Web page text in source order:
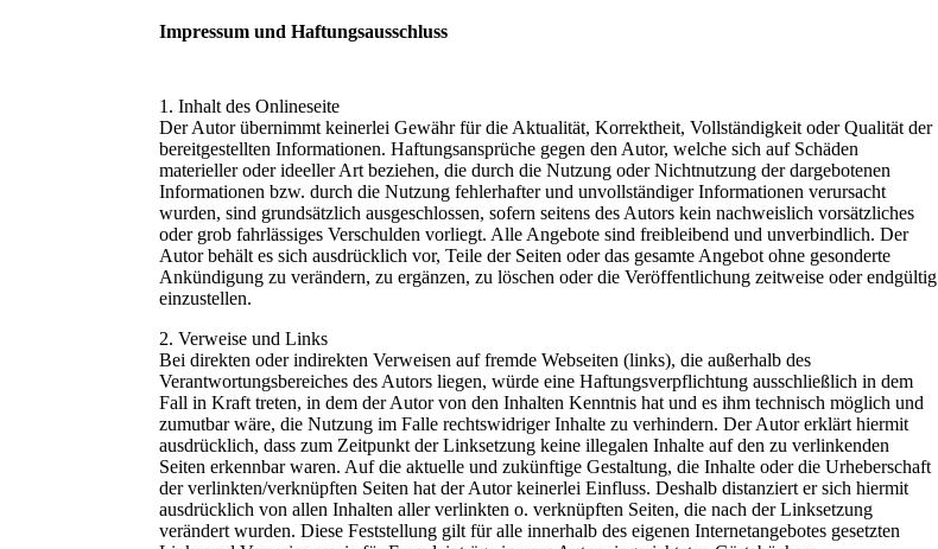
Impressum und Haftungsausschluss
1. Inhalt des Onlineseite
Der Autor übernimmt keinerlei Gewähr für die Aktualität, Korrektheit, Vollständigkeit oder Qualität der
bereitgestellten Informationen. Haftungsansprüche gegen den Autor, welche sich auf Schäden
materieller oder ideeller Art beziehen, die durch die Nutzung oder Nichtnutzung der dargebotenen
Informationen bzw. durch die Nutzung fehlerhafter und unvollständiger Informationen verursacht
wurden, sind grundsätzlich ausgeschlossen, sofern seitens des Autors kein nachweislich vorsätzliches
oder grob fahrlässiges Verschulden vorliegt. Alle Angebote sind freibleibend und unverbindlich. Der
Autor behält es sich ausdrücklich vor, Teile der Seiten oder das gesamte Angebot ohne gesonderte
Ankündigung zu verändern, zu ergänzen, zu löschen oder die Veröffentlichung zeitweise oder endgültig
einzustellen.
2. Verweise und Links
Bei direkten oder indirekten Verweisen auf fremde Webseiten (links), die außerhalb des
Verantwortungsbereiches des Autors liegen, würde eine Haftungsverpflichtung ausschließlich in dem
Fall in Kraft treten, in dem der Autor von den Inhalten Kenntnis hat und es ihm technisch möglich und
zumutbar wäre, die Nutzung im Falle rechtswidriger Inhalte zu verhindern. Der Autor erklärt hiermit
ausdrücklich, dass zum Zeitpunkt der Linksetzung keine illegalen Inhalte auf den zu verlinkenden
Seiten erkennbar waren. Auf die aktuelle und zukünftige Gestaltung, die Inhalte oder die Urheberschaft
der verlinkten/verknüpften Seiten hat der Autor keinerlei Einfluss. Deshalb distanziert er sich hiermit
ausdrücklich von allen Inhalten aller verlinkten o. verknüpften Seiten, die nach der Linksetzung
verändert wurden. Diese Feststellung gilt für alle innerhalb des eigenen Internetangebotes gesetzten